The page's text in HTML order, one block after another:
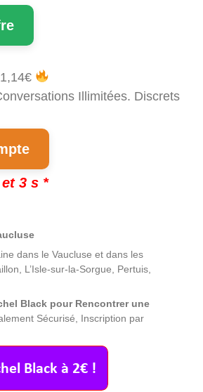
Illimitées. Discrets
2 s *
dans le Vaucluse et dans les
L’Isle-sur-la-Sorgue, Pertuis,
Black pour Rencontrer une
Sécurisé, Inscription par